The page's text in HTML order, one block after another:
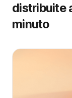
distribuite
minuto